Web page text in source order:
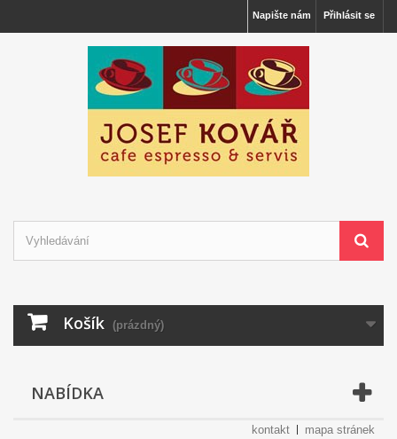
Přihlásit se
Napište nám
Košík (prázdný)
NABÍDKA
kontakt mapa stránek